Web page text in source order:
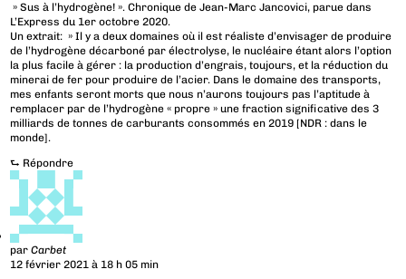
» Sus à l’hydrogène! ». Chronique de Jean-Marc Jancovici, parue dans
L’Express du 1er octobre 2020.
Un extrait: » Il y a deux domaines où il est réaliste d’envisager de produire
de l’hydrogène décarboné par électrolyse, le nucléaire étant alors l’option
la plus facile à gérer : la production d’engrais, toujours, et la réduction du
minerai de fer pour produire de l’acier. Dans le domaine des transports,
mes enfants seront morts que nous n’aurons toujours pas l’aptitude à
remplacer par de l’hydrogène « propre » une fraction significative des 3
milliards de tonnes de carburants consommés en 2019 [NDR : dans le
monde].
⮑ Répondre
parCarbet
12 février 2021 à 18 h 05 min